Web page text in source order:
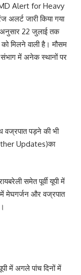
Alert for Heavy
अलर्ट जारी किया गया
22 जुलाई तक
मिलने वाली है। मौसम
संभाग में अनेक स्थानों पर
वज्रपात पड़ने की भी
Updates)का
समेत पूर्वी यूपी में
में मेघगर्जन और वज्रपात
में अगले पांच दिनों में